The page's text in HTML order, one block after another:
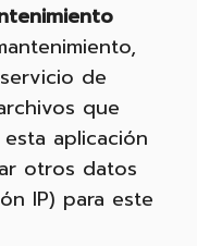
de
que
aplicación
otros datos
IP) para este